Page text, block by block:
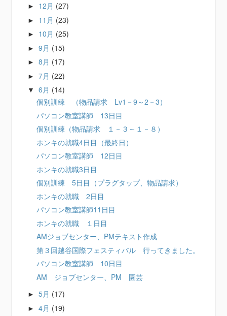
► 12月 (27)
► 11月 (23)
► 10月 (25)
►9月 (15)
►8月 (17)
►7月 (22)
▼6月 (14)
個別訓練 （物品請求 Lv1－9～2－3）
パソコン教室講師 13日目
個別訓練（物品請求 １－３～１－８）
ホンキの就職4日目（最終日）
パソコン教室講師 12日目
ホンキの就職3日目
個別訓練 5日目（プラグタップ、物品請求）
ホンキの就職 2日目
パソコン教室講師11日目
ホンキの就職 １日目
AMジョブセンター、PMテキスト作成
第３回越谷国際フェスティバル 行ってきました。
パソコン教室講師 10日目
AM ジョブセンター、PM 園芸
►5月 (17)
►4月 (19)